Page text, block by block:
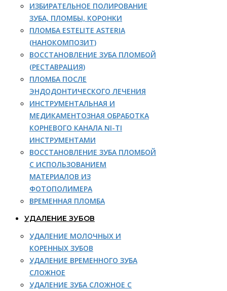
ИЗБИРАТЕЛЬНОЕ ПОЛИРОВАНИЕ
ЗУБА, ПЛОМБЫ, КОРОНКИ
ПЛОМБА ESTELITE ASTERIA
(НАНОКОМПОЗИТ)
ВОССТАНОВЛЕНИЕ ЗУБА ПЛОМБОЙ
(РЕСТАВРАЦИЯ)
ПЛОМБА ПОСЛЕ
ЭНДОДОНТИЧЕСКОГО ЛЕЧЕНИЯ
ИНСТРУМЕНТАЛЬНАЯ И
МЕДИКАМЕНТОЗНАЯ ОБРАБОТКА
КОРНЕВОГО КАНАЛА NI-TI
ИНСТРУМЕНТАМИ
ВОССТАНОВЛЕНИЕ ЗУБА ПЛОМБОЙ
С ИСПОЛЬЗОВАНИЕМ
МАТЕРИАЛОВ ИЗ
ФОТОПОЛИМЕРА
ВРЕМЕННАЯ ПЛОМБА
УДАЛЕНИЕ ЗУБОВ
УДАЛЕНИЕ МОЛОЧНЫХ И
КОРЕННЫХ ЗУБОВ
УДАЛЕНИЕ ВРЕМЕННОГО ЗУБА
СЛОЖНОЕ
УДАЛЕНИЕ ЗУБА СЛОЖНОЕ С